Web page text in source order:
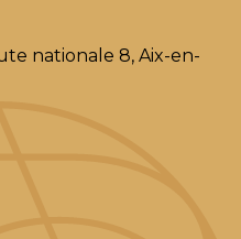
nationale 8, Aix-en-